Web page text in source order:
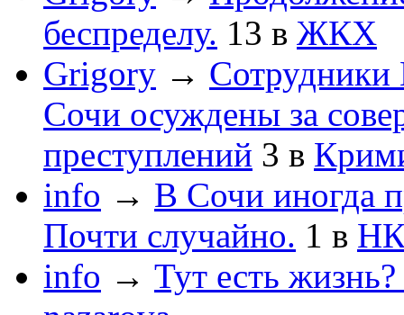
беспределу. 13 в ЖКХ
Grigory →
Сочи осуждены за
преступлений 3 в
info → В Сочи иногда
Почти случайно. 1 в
info → Тут есть